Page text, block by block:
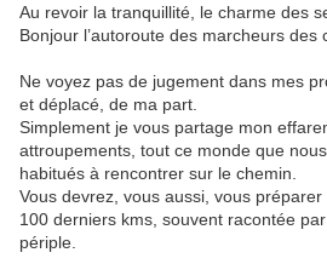
Au revoir la tranquillité, le charme des
Bonjour l’autoroute des marcheurs des
Ne voyez pas de jugement dans mes
et déplacé, de ma part.
Simplement je vous partage mon
attroupements, tout ce monde que
habitués à rencontrer sur le chemin.
Vous devrez, vous aussi, vous
100 derniers kms, souvent racontée
périple.